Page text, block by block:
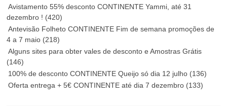
Avistamento 55% desconto CONTINENTE Yammi, até 31
dezembro ! (420)
Antevisão Folheto CONTINENTE Fim de semana promoções de
4 a 7 maio (218)
Alguns sites para obter vales de desconto e Amostras Grátis
(146)
100% de desconto CONTINENTE Queijo só dia 12 julho (136)
Oferta entrega + 5€ CONTINENTE até dia 7 dezembro (133)